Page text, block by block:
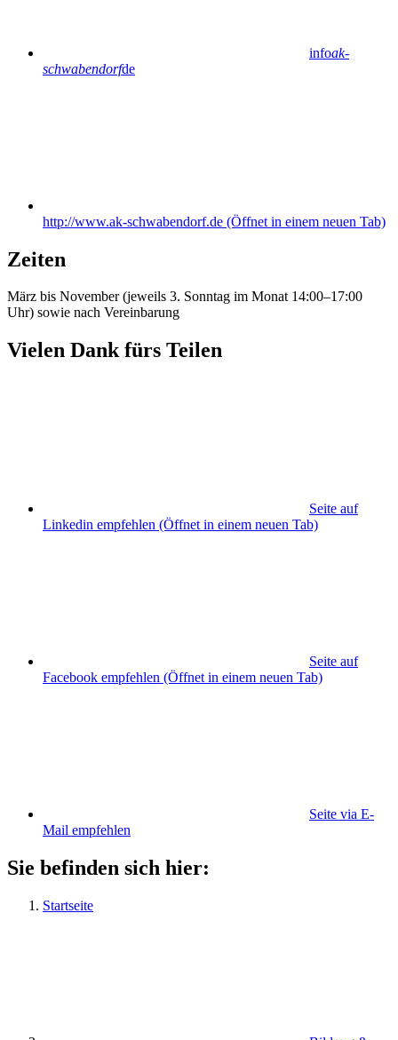
infoak-
schwabendorfde
http://www.ak-schwabendorf.de (Öffnet in einem neuen Tab)
Zeiten
März bis November (jeweils 3. Sonntag im Monat 14:00–17:00
Uhr) sowie nach Vereinbarung
Vielen Dank fürs Teilen
Seite auf
Linkedin empfehlen (Öffnet in einem neuen Tab)
Seite auf
Facebook empfehlen (Öffnet in einem neuen Tab)
Seite via E-
Mail empfehlen
Sie befinden sich hier:
Startseite